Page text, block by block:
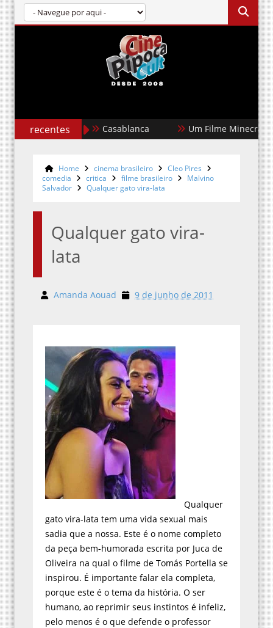
recentes Um Filme Minecraft Garota
Home cinema brasileiro
Cleo Pires
comedia
critica filme brasileiro
Malvino
Salvador
Qualquer gato vira-lata
Qualquer gato vira-
lata
Amanda Aouad 9 de junho de 2011
Qualquer
gato vira-lata tem uma vida sexual mais
sadia que a nossa. Este é o nome completo
da peça bem-humorada escrita por Juca de
Oliveira na qual o filme de Tomás Portella se
inspirou. É importante falar ela completa,
porque este é o tema da história. O ser
humano, ao reprimir seus instintos é infeliz,
pelo menos é o que defende o professor